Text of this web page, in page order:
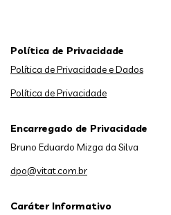
Caráter Informativo
Política de Privacidade
Política de Privacidade e Dados
Política de Privacidade
Encarregado de Privacidade
Bruno Eduardo Mizga da Silva
dpo@vitat.com.br